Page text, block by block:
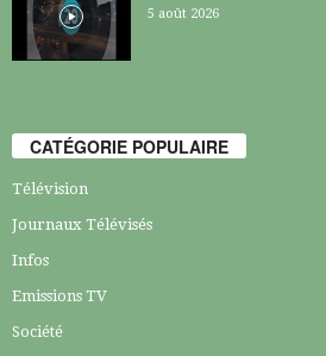
5 août 2026
CATÉGORIE POPULAIRE
Télévision
Journaux Télévisés
Infos
Emissions TV
Société